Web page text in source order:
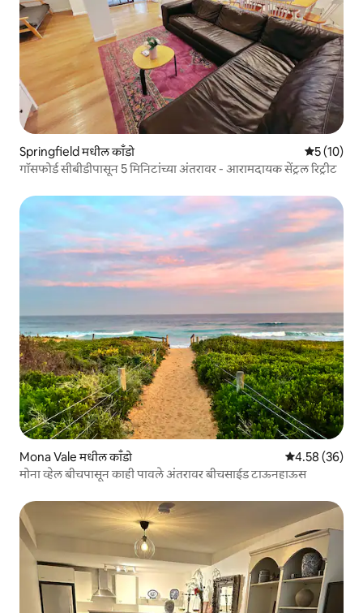
Springfield मधील काँडो 5 पैकी 5
5 (10)
गॉसफोर्ड सीबीडीपासून 5 मिनिटांच्या अंतरावर - आरामदायक सेंट्रल रिट्रीट
Mona Vale मधील काँडो 5 पैकी 4.58
4.58 (36)
मोना व्हेल बीचपासून काही पावले अंतरावर बीचसाईड टाऊनहाऊस